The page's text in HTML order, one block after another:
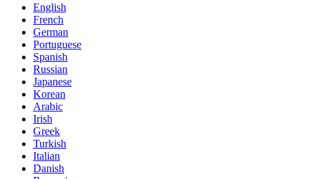
English
French
German
Portuguese
Spanish
Russian
Japanese
Korean
Arabic
Irish
Greek
Turkish
Italian
Danish